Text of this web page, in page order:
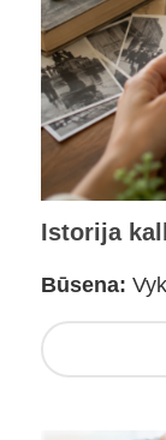
Istorija
Būsena: